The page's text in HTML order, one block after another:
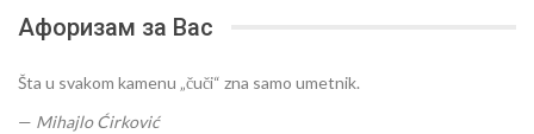
Афоризам за Вас
Šta u svakom kamenu „čuči“ zna samo umetnik.
— Mihajlo Ćirković